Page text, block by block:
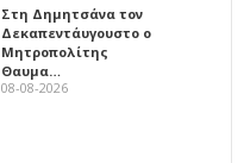
Στη Δημητσάνα τον
Δεκαπεντάυγουστο ο
Μητροπολίτης
Θαυμα…
08-08-2026